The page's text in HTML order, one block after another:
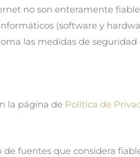
no son enteramente
(software y
las medidas de
la página de Política de
fuentes que considera